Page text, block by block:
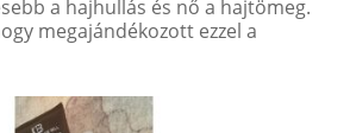
a hajhullás és nő a hajtömeg.
megajándékozott ezzel a